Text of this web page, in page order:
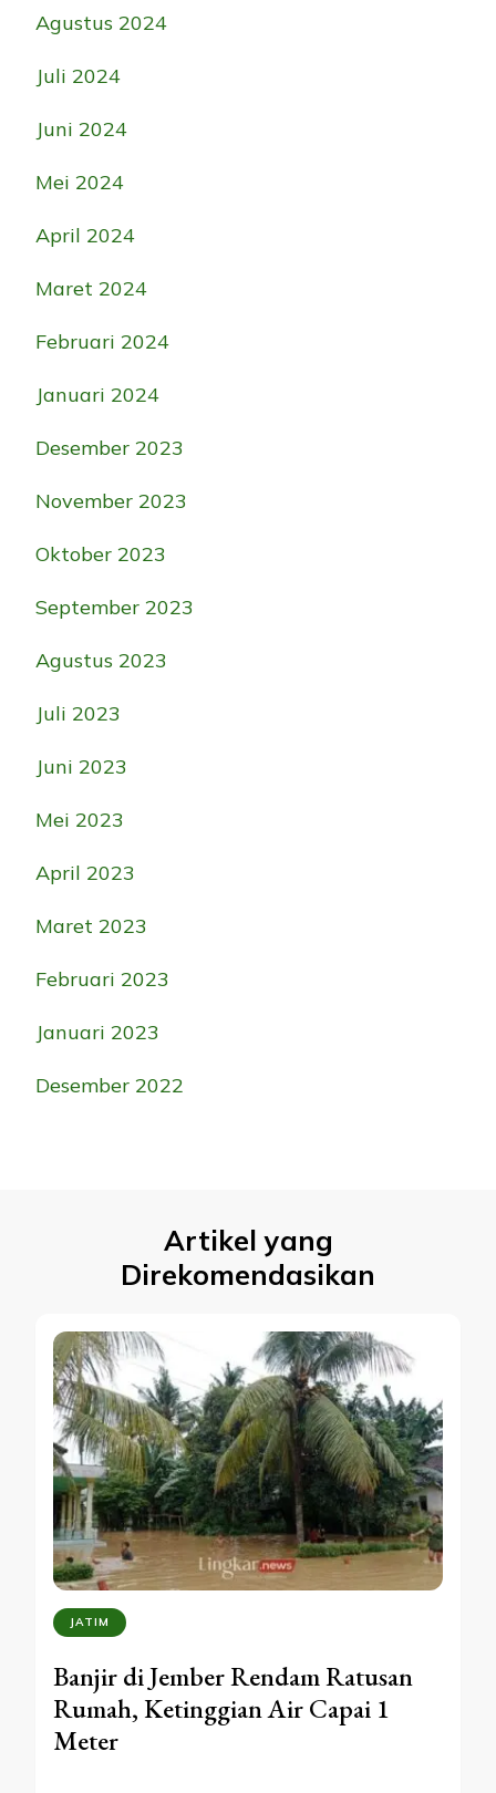
Agustus 2024
Juli 2024
Juni 2024
Mei 2024
April 2024
Maret 2024
Februari 2024
Januari 2024
Desember 2023
November 2023
Oktober 2023
September 2023
Agustus 2023
Juli 2023
Juni 2023
Mei 2023
April 2023
Maret 2023
Februari 2023
Januari 2023
Desember 2022
Artikel yang
Direkomendasikan
JATIM
Banjir di Jember Rendam Ratusan
Rumah, Ketinggian Air Capai 1
Meter